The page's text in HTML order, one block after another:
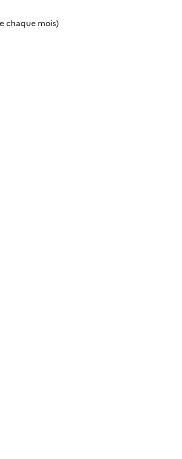
chaque mois)